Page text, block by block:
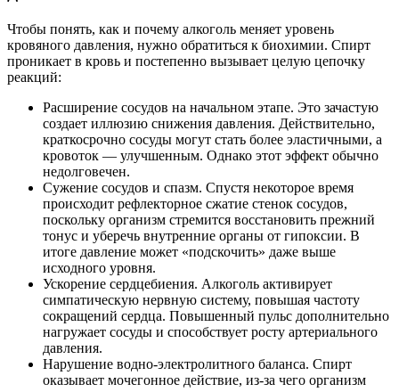
Чтобы понять, как и почему алкоголь меняет уровень
кровяного давления, нужно обратиться к биохимии. Спирт
проникает в кровь и постепенно вызывает целую цепочку
реакций:
Расширение сосудов на начальном этапе. Это зачастую
создает иллюзию снижения давления. Действительно,
краткосрочно сосуды могут стать более эластичными, а
кровоток — улучшенным. Однако этот эффект обычно
недолговечен.
Сужение сосудов и спазм. Спустя некоторое время
происходит рефлекторное сжатие стенок сосудов,
поскольку организм стремится восстановить прежний
тонус и уберечь внутренние органы от гипоксии. В
итоге давление может «подскочить» даже выше
исходного уровня.
Ускорение сердцебиения. Алкоголь активирует
симпатическую нервную систему, повышая частоту
сокращений сердца. Повышенный пульс дополнительно
нагружает сосуды и способствует росту артериального
давления.
Нарушение водно-электролитного баланса. Спирт
оказывает мочегонное действие, из-за чего организм